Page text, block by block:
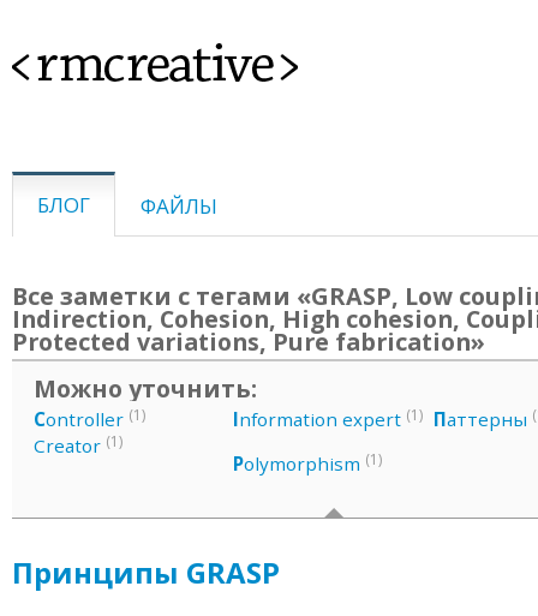
<rmcreative>
БЛОГ ФАЙЛЫ
Все заметки с тегами «GRASP, Low
Indirection, Cohesion, High cohesion,
Protected variations, Pure fabrication»
Можно уточнить:
Controller (1)
Creator (1)
Information expert (1)
Polymorphism (1)
Паттерны
Принципы GRASP